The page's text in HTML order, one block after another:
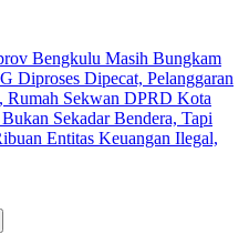
Bengkulu Masih Bungkam
Diproses Dipecat, Pelanggaran
Sekwan DPRD Kota
Sekadar Bendera, Tapi
Entitas Keuangan Ilegal,